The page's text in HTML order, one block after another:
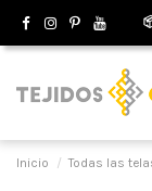
Inicio Todas las